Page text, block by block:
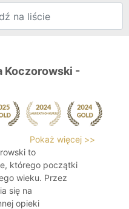
Koczorowski -
Pokaż więcej >>
to
którego początki
wieku. Przez
się na
opieki